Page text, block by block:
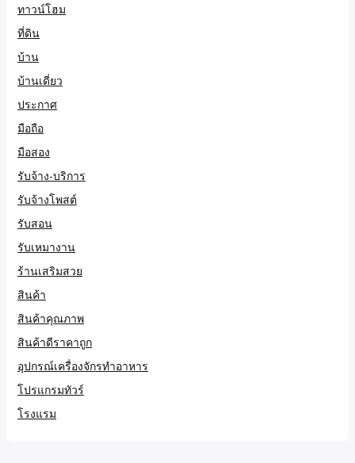
ทาวน์โฮม
ที่ดิน
บ้าน
บ้านเดี่ยว
ประกาศ
มือถือ
มือสอง
รับจ้าง-บริการ
รับจ้างโพสต์
รับสอน
รับเหมางาน
ร้านเสริมสวย
สินค้า
สินค้าคุณภาพ
สินค้าดีราคาถูก
อุปกรณ์เครื่องจักรทำอาหาร
โปรแกรมทัวร์
โรงแรม